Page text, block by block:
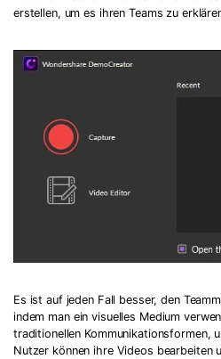
erstellen, um es ihren Teams zu
Es ist auf jeden Fall besser, den
indem man ein visuelles Medium
traditionellen Kommunikationsformen,
Nutzer können ihre Videos bearbeiten